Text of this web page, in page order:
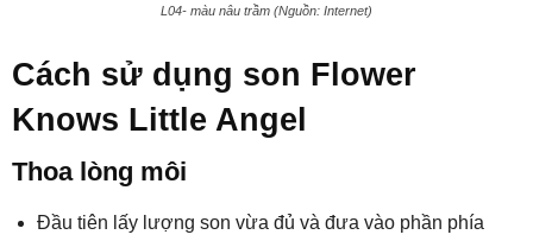
L04- màu nâu trầm (Nguồn: Internet)
Cách sử dụng son Flower
Knows Little Angel
Thoa lòng môi
Đầu tiên lấy lượng son vừa đủ và đưa vào phần phía